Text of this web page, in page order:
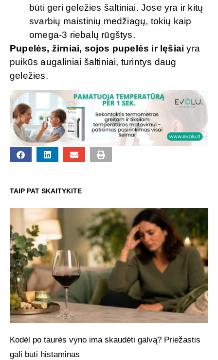
būti geri geležies šaltiniai. Jose yra ir kitų
svarbių maistinių medžiagų, tokių kaip
omega-3 riebalų rūgštys.
Pupelės, žirniai, sojos pupelės ir lęšiai yra
puikūs augaliniai šaltiniai, turintys daug
geležies.
TAIP PAT SKAITYKITE
Kodėl po taurės vyno ima skaudėti galvą? Priežastis
gali būti histaminas